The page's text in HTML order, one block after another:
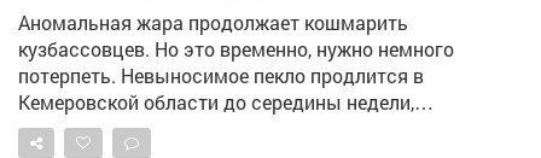
Аномальная жара продолжает кошмарить
кузбассовцев. Но это временно, нужно немного
потерпеть. Невыносимое пекло продлится в
Кемеровской области до середины недели,
рассказали сайту VSE42.Ru в Кемеровском